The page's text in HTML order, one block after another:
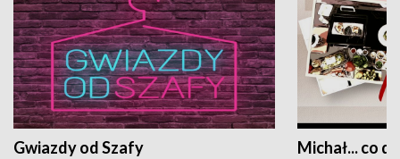
Gwiazdy od Szafy Michał... co